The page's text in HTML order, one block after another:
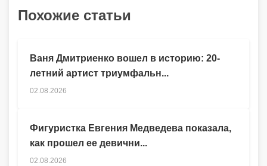
Похожие статьи
Ваня Дмитриенко вошел в историю: 20-
летний артист триумфальн...
02.08.2026
Фигуристка Евгения Медведева показала,
как прошел ее девични...
02.08.2026